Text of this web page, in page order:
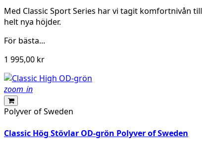
Med Classic Sport Series har vi tagit komfortnivån till
helt nya höjder.
För bästa...
1 995,00 kr
zoom_in
Polyver of Sweden
Classic Hög Stövlar OD-grön Polyver of Sweden